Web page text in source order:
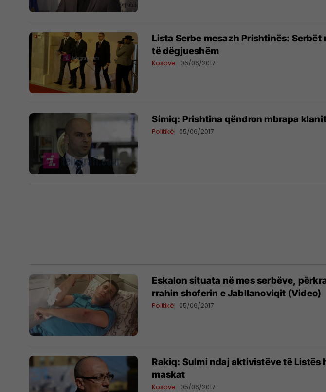
Lista Serbe mesazh Prishtinës: Serbët
të dëgjueshëm
Kosovë 06/06/2017
Simiq: Prishtina qëndron mbrapa
Politikë 05/06/2017
Eskalon situata në mes serbëve,
rrahin shoferin e Jabllanoviqit (Video)
Politikë 05/06/2017
Rakiq: Sulmi ndaj aktivistëve të Listës
maskat
Kosovë 05/06/2017